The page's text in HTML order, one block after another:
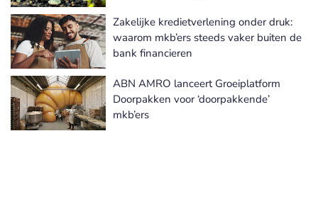
Zakelijke kredietverlening onder druk:
waarom mkb’ers steeds vaker buiten de
bank financieren
ABN AMRO lanceert Groeiplatform
Doorpakken voor ‘doorpakkende’
mkb’ers